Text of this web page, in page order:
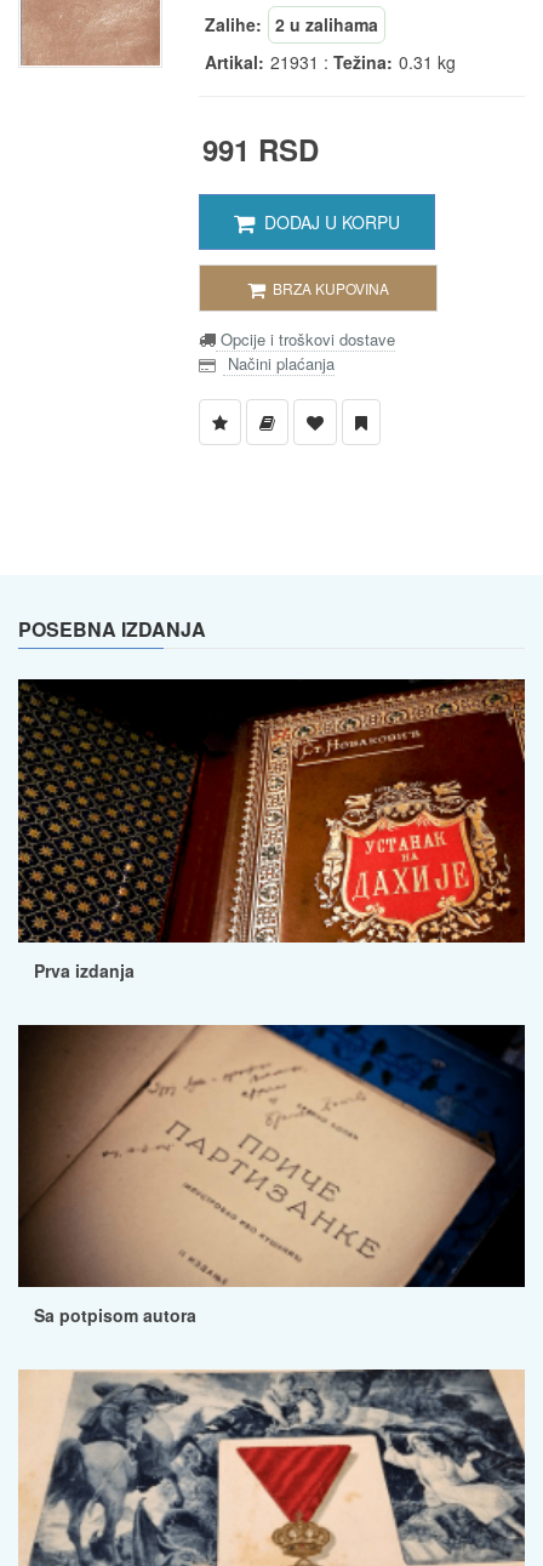
Zalihe:
2 u zalihama
Artikal: 21931 :Težina: 0.31 kg
991 RSD
DODAJ U KORPU
BRZA KUPOVINA
Opcije i troškovi dostave
Načini plaćanja
POSEBNA IZDANJA
Prva izdanja
Sa potpisom autora